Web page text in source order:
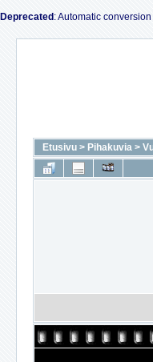
Deprecated : Automatic
Etusivu > Pihakuvia >